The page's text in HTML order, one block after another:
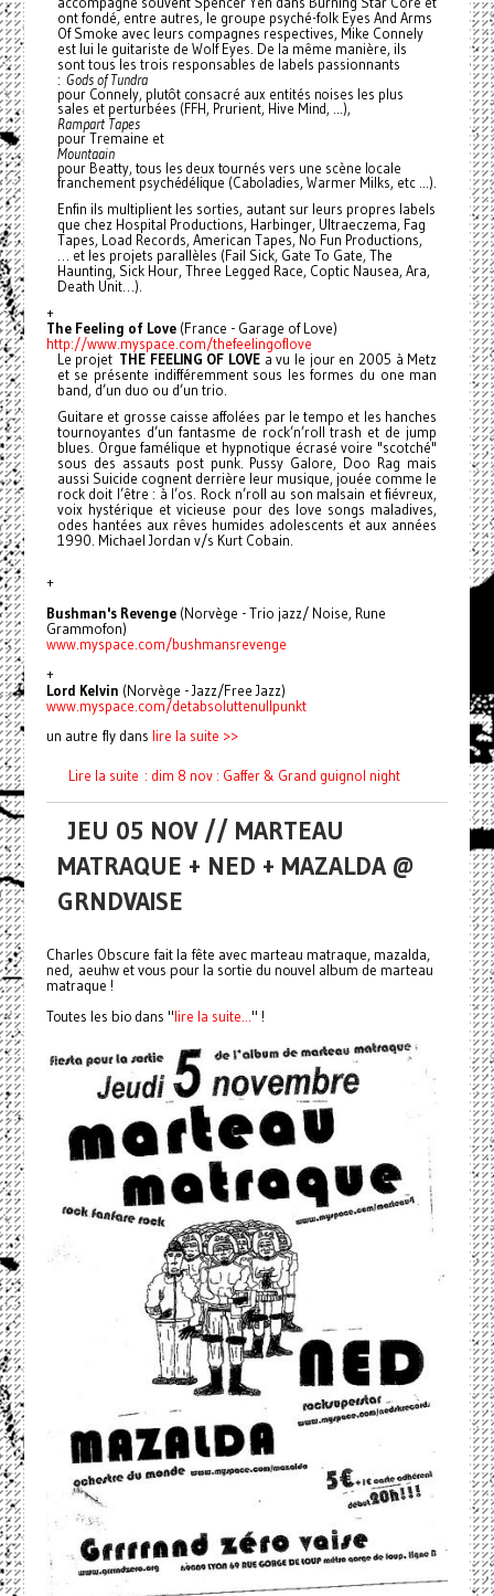
ont fondé, entre autres, le groupe psyché-folk Eyes And Arms
Of Smoke avec leurs compagnes respectives, Mike Connely
est lui le guitariste de Wolf Eyes. De la même manière, ils
sont tous les trois responsables de labels passionnants
: Gods of Tundra
pour Connely, plutôt consacré aux entités noises les plus
sales et perturbées (FFH, Prurient, Hive Mind, …),
Rampart Tapes
pour Tremaine et
Mountaain
pour Beatty, tous les deux tournés vers une scène locale
franchement psychédélique (Caboladies, Warmer Milks, etc …).
Enfin ils multiplient les sorties, autant sur leurs propres labels
que chez Hospital Productions, Harbinger, Ultraeczema, Fag
Tapes, Load Records, American Tapes, No Fun Productions,
… et les projets parallèles (Fail Sick, Gate To Gate, The
Haunting, Sick Hour, Three Legged Race, Coptic Nausea, Ara,
Death Unit…).
+
The Feeling of Love(France - Garage of Love)
http://www.myspace.com/thefeelingoflove
Le projet THE FEELING OF LOVE a vu le jour en 2005 à Metz
et se présente indifféremment sous les formes du one man
band, d’un duo ou d’un trio.
Guitare et grosse caisse affolées par le tempo et les hanches
tournoyantes d’un fantasme de rock’n’roll trash et de jump
blues. Orgue famélique et hypnotique écrasé voire "scotché"
sous des assauts post punk. Pussy Galore, Doo Rag mais
aussi Suicide cognent derrière leur musique, jouée comme le
rock doit l’être : à l’os. Rock n’roll au son malsain et fiévreux,
voix hystérique et vicieuse pour des love songs maladives,
odes hantées aux rêves humides adolescents et aux années
1990. Michael Jordan v/s Kurt Cobain.
+
Bushman's Revenge(Norvège - Trio jazz/ Noise, Rune
Grammofon)
www.myspace.com/bushmansrevenge
+
Lord Kelvin (Norvège - Jazz/Free Jazz)
www.myspace.com/detabsoluttenullpunkt
un autre fly dans lire la suite >>
Lire la suite : dim 8 nov : Gaffer & Grand guignol night
JEU 05 NOV // MARTEAU
MATRAQUE + NED + MAZALDA @
GRNDVAISE
Charles Obscure fait la fête avec marteau matraque, mazalda,
ned, aeuhw et vous pour la sortie du nouvel album de marteau
matraque !
Toutes les bio dans "lire la suite..." !